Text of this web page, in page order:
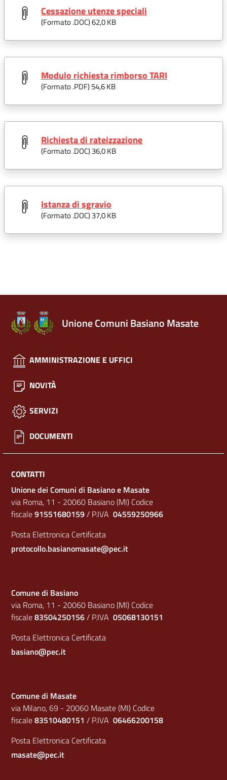
Cessazione utenze speciali
(Formato .DOC) 62,0 KB
Modulo richiesta rimborso TARI
(Formato .PDF) 54,6 KB
Richiesta di rateizzazione
(Formato .DOC) 36,0 KB
Istanza di sgravio
(Formato .DOC) 37,0 KB
Unione Comuni Basiano Masate
AMMINISTRAZIONE E UFFICI
NOVITÀ
SERVIZI
DOCUMENTI
CONTATTI
Unione dei Comuni di Basiano e Masate
via Roma, 11 - 20060 Basiano (MI) Codice
fiscale91551680159/ P.IVA 04559250966
Posta Elettronica Certificata
protocollo.basianomasate@pec.it
Comune di Basiano
via Roma, 11 - 20060 Basiano (MI) Codice
fiscale83504250156/ P.IVA 05068130151
Posta Elettronica Certificata
basiano@pec.it
Comune di Masate
via Milano, 69 - 20060 Masate (MI) Codice
fiscale83510480151 / P.IVA 06466200158
Posta Elettronica Certificata
masate@pec.it